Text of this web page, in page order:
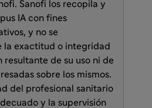
Sanofi los recopila y
IA con fines
y no se
la exactitud o integridad
resultante de su uso ni de
sobre los mismos.
del profesional sanitario
y la supervisión